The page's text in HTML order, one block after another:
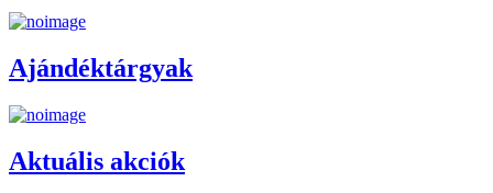
Ajándéktárgyak
Aktuális akciók